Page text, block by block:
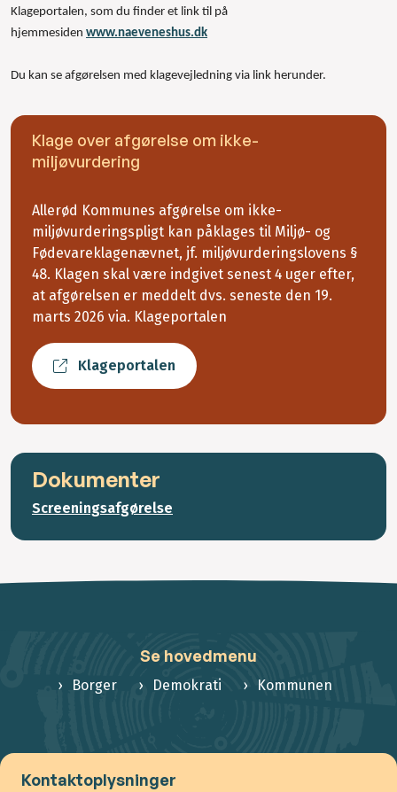
Klageportalen, som du finder et link til på
hjemmesiden www.naeveneshus.dk
Du kan se afgørelsen med klagevejledning via link herunder.
Klage over afgørelse om ikke-
miljøvurdering
Allerød Kommunes afgørelse om ikke-
miljøvurderingspligt kan påklages til Miljø- og
Fødevareklagenævnet, jf. miljøvurderingslovens §
48. Klagen skal være indgivet senest 4 uger efter,
at afgørelsen er meddelt dvs. seneste den 19.
marts 2026 via. Klageportalen
Klageportalen
Dokumenter
Screeningsafgørelse
Se hovedmenu
Borger Demokrati Kommunen
Kontaktoplysninger